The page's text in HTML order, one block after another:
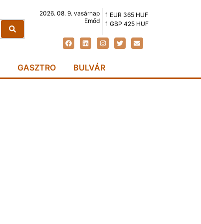
2026. 08. 9. vasárnap
Emőd
1 EUR 365 HUF
1 GBP 425 HUF
GASZTRO BULVÁR